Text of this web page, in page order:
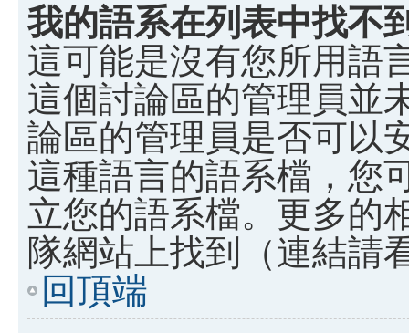
我的語系在列表中找不
這可能是沒有您所用語
這個討論區的管理員並
論區的管理員是否可以
這種語言的語系檔，您
立您的語系檔。更多的
隊網站上找到（連結請
回頂端